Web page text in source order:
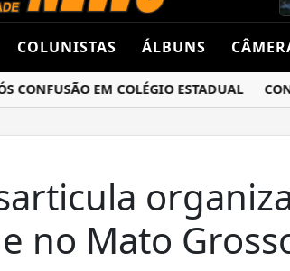
COLUNISTAS ÁLBUNS
EM COLÉGIO ESTADUAL
no Mato